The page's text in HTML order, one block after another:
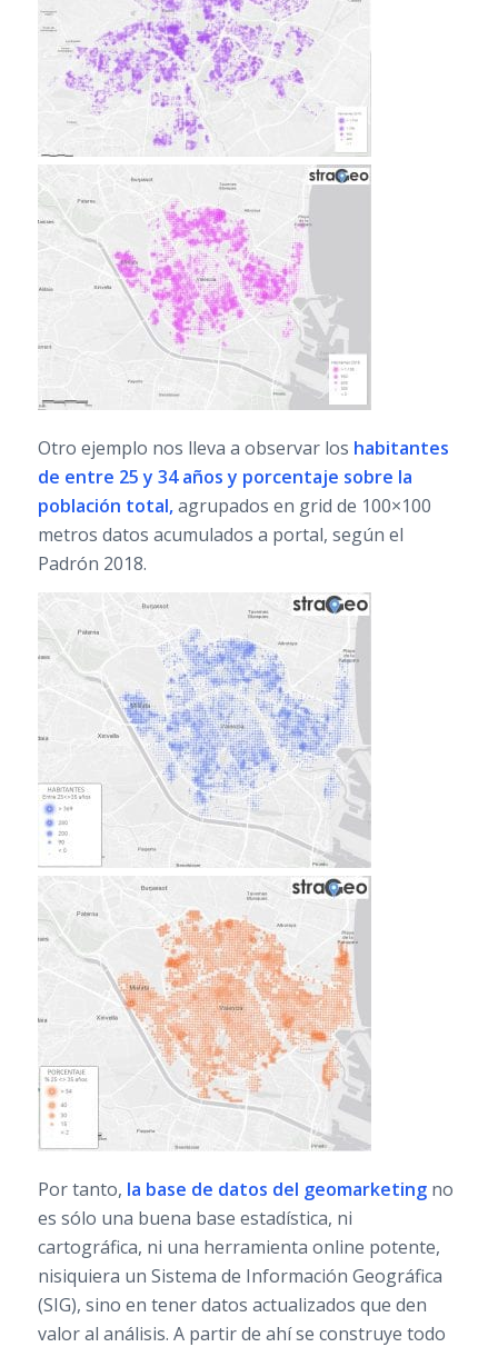
Otro ejemplo nos lleva a observar los habitantes
de entre 25 y 34 años y porcentaje sobre la
población total,agrupados en grid de 100×100
metros datos acumulados a portal, según el
Padrón 2018.
Por tanto, la base de datos del geomarketingno
es sólo una buena base estadística, ni
cartográfica, ni una herramienta online potente,
nisiquiera un Sistema de Información Geográfica
(SIG), sino en tener datos actualizados que den
valor al análisis. A partir de ahí se construye todo